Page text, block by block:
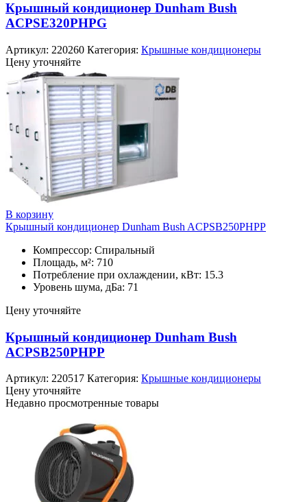
Крышный кондиционер Dunham Bush
ACPSE320PHPG
Артикул: 220260 Категория: Крышные кондиционеры
Цену уточняйте
В корзину
Крышный кондиционер Dunham Bush ACPSB250PHPP
Компрессор: Спиральный
Площадь, м²: 710
Потребление при охлаждении, кВт: 15.3
Уровень шума, дБа: 71
Цену уточняйте
Крышный кондиционер Dunham Bush
ACPSB250PHPP
Артикул: 220517 Категория: Крышные кондиционеры
Цену уточняйте
Недавно просмотренные товары